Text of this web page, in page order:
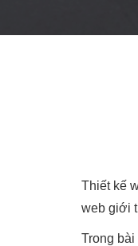
Thiết kế
web giới
Trong